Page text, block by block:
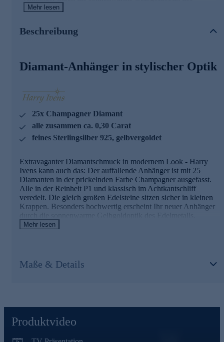
Edelmetalls. Tatsächlich handelt es sich bei der Legierung
im Halskettensortiment gleich hier bei HSE.de.
Was die Qualität unserer Schmuckstücke betrifft, gehen wir
keine Kompromisse ein.
Aus diesem Grund werden unsere Schmuckwaren von
unserer Qualitätssicherung und seitens des Lieferanten
strengsten Prüfprozessen unterzogen. Unter anderem gehört
Gleich den wunderschönen Diamantanhänger bequem
online bestellen.
Mehr lesen
Beschreibung
Diamant-Anhänger in stylischer Optik
25x Champagner Diamant
alle zusammen ca. 0,30 Carat
feines Sterlingsilber 925, gelbvergoldet
Extravaganter Diamantschmuck in modernem Look - Harry
Ivens kann auch das: Der auffallende Anhänger ist mit 25
Diamanten in der prickelnden Farbe Champagner ausgefasst.
Alle in der Reinheit P1 und klassisch im Achtkantschliff
veredelt. Die gleich großen Edelsteine sitzen sicher in kleinen
Krappen. Besonders hochwertig erscheint Ihr neuer Anhänger
durch die sonnenwarme Gelbgoldoptik des Edelmetalls.
Tatsächlich handelt es sich bei der Legierung um
Hinweis: Die abgebildete Kette ist nicht im Lieferumfang
enthalten. Passende Ketten zu diesem Anhänger finden Sie im
Was die Qualität unserer Schmuckstücke betrifft, gehen wir
keine Kompromisse ein.
Mehr lesen
Maße & Details
Produktvideo